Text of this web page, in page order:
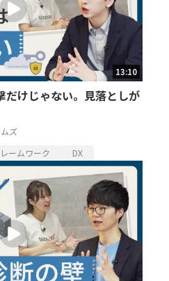
13:10
だけじゃない。見落としが
ズ
ームワーク DX